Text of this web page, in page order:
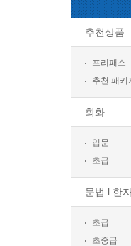
추천상품
프리패스
추천 패키
회화
입문
초급
문법 l 한
초급
초중급